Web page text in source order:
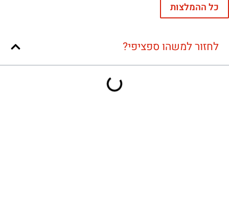
כל ההמלצות
לחזור למשהו ספציפי?